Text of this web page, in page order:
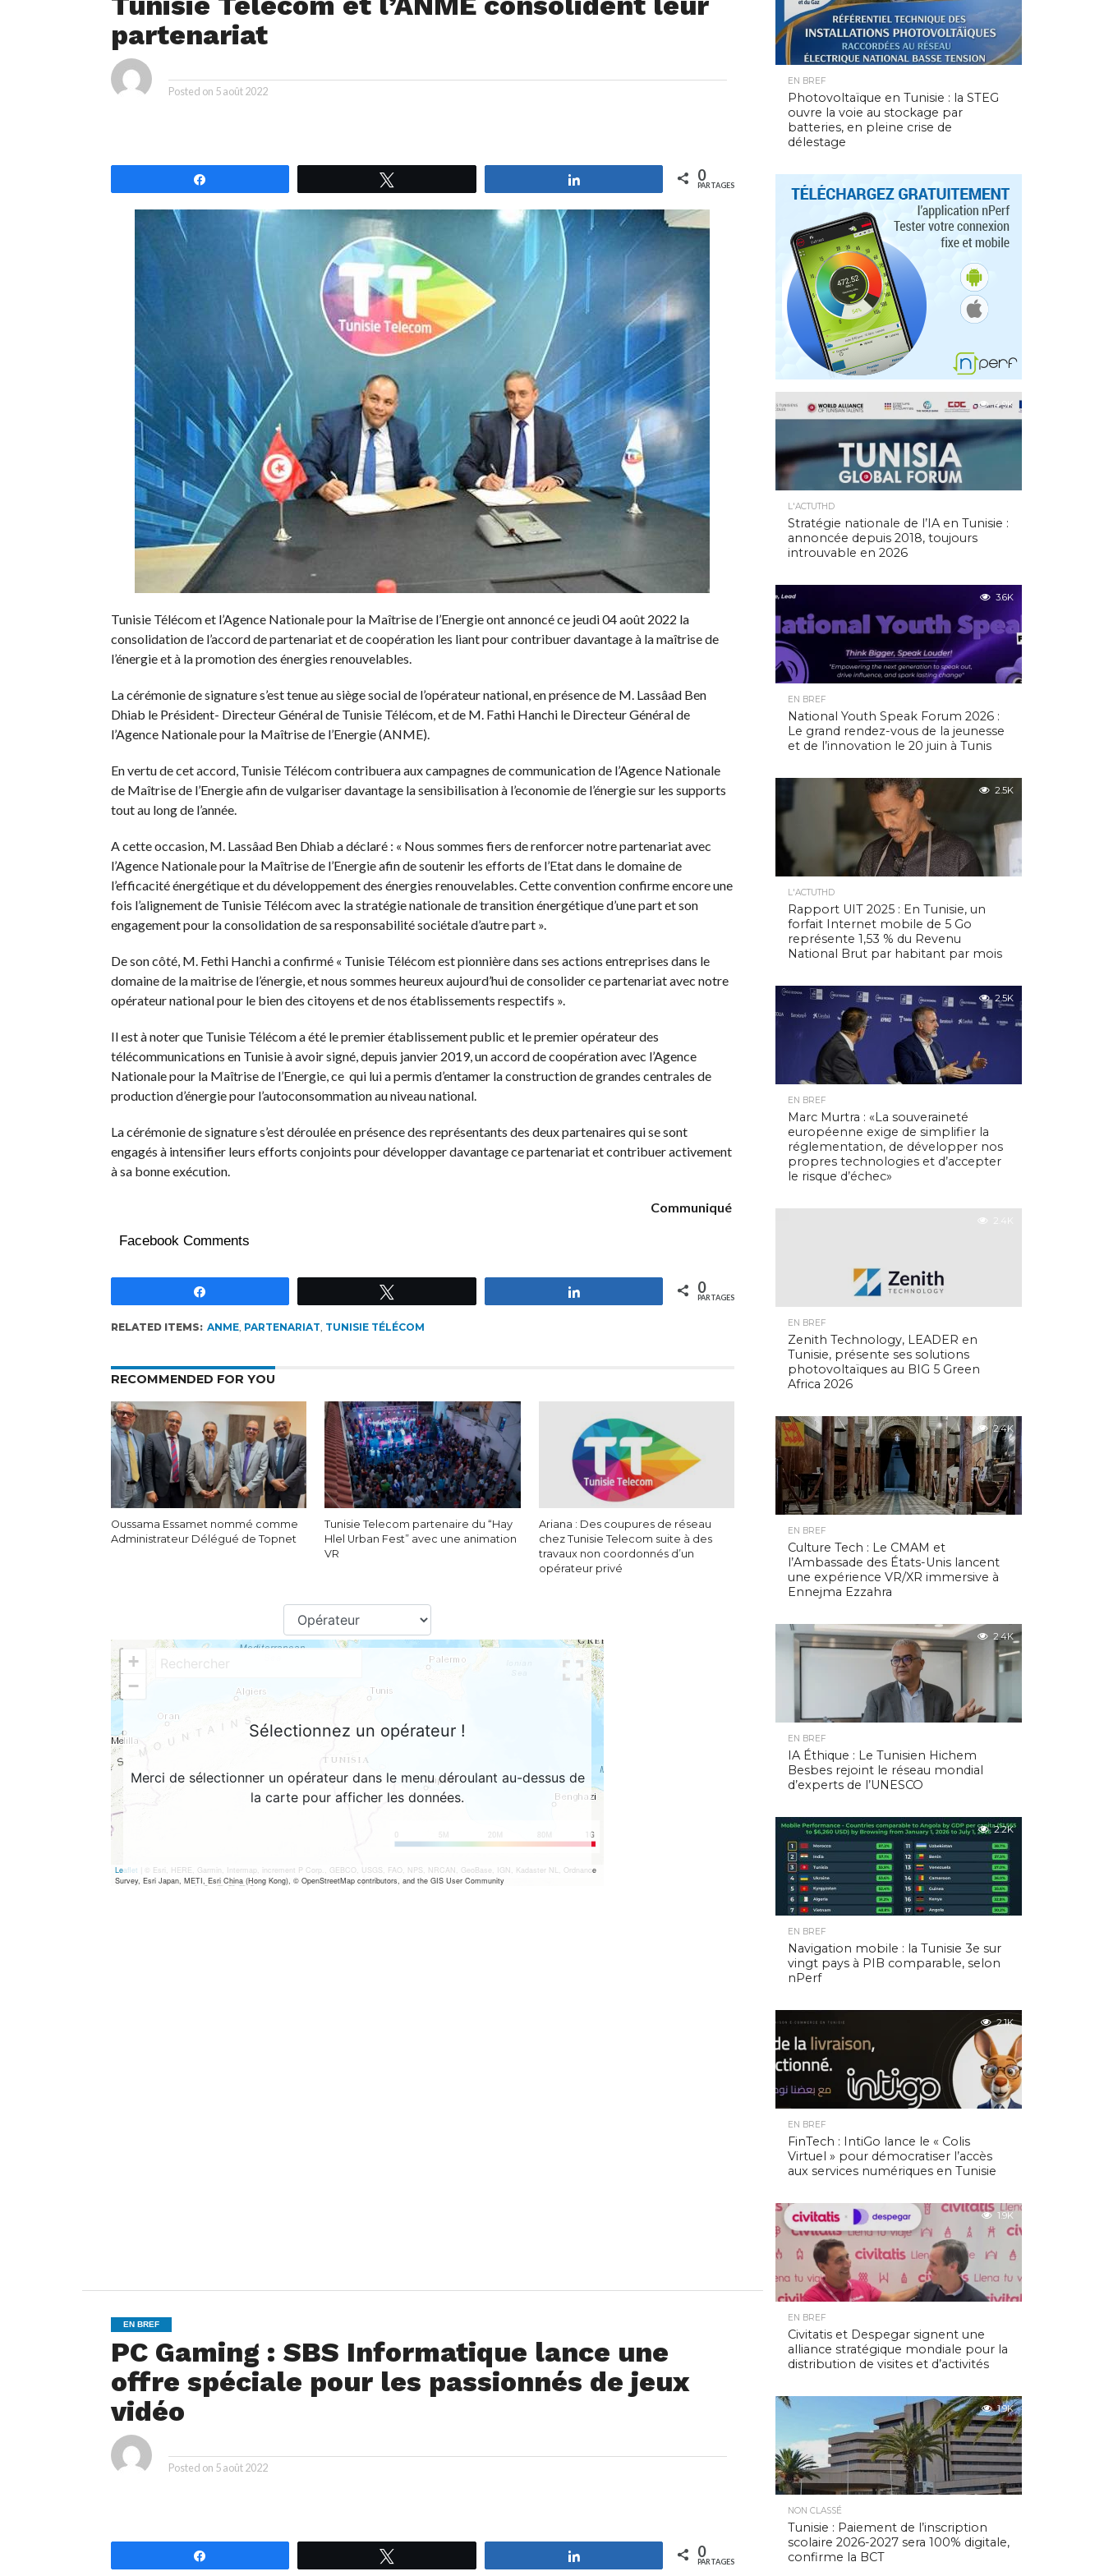
partenariat
Posted on 5 août 2022
0
PARTAGES
Tunisie Télécom et l’Agence Nationale pour la Maîtrise de l’Energie ont annoncé ce jeudi 04 août 2022 la
consolidation de l’accord de partenariat et de coopération les liant pour contribuer davantage à la maîtrise de
l’énergie et à la promotion des énergies renouvelables.
La cérémonie de signature s’est tenue au siège social de l’opérateur national, en présence de M. Lassâad Ben
Dhiab le Président- Directeur Général de Tunisie Télécom, et de M. Fathi Hanchi le Directeur Général de
l’Agence Nationale pour la Maîtrise de l’Energie (ANME).
En vertu de cet accord, Tunisie Télécom contribuera aux campagnes de communication de l’Agence Nationale
de Maîtrise de l’Energie afin de vulgariser davantage la sensibilisation à l’economie de l’énergie sur les supports
tout au long de l’année.
A cette occasion, M. Lassâad Ben Dhiab a déclaré : « Nous sommes fiers de renforcer notre partenariat avec
l’Agence Nationale pour la Maîtrise de l’Energie afin de soutenir les efforts de l’Etat dans le domaine de
l’efficacité énergétique et du développement des énergies renouvelables. Cette convention confirme encore une
fois l’alignement de Tunisie Télécom avec la stratégie nationale de transition énergétique d’une part et son
engagement pour la consolidation de sa responsabilité sociétale d’autre part ».
De son côté, M. Fethi Hanchi a confirmé « Tunisie Télécom est pionnière dans ses actions entreprises dans le
domaine de la maitrise de l’énergie, et nous sommes heureux aujourd’hui de consolider ce partenariat avec notre
opérateur national pour le bien des citoyens et de nos établissements respectifs ».
Il est à noter que Tunisie Télécom a été le premier établissement public et le premier opérateur des
télécommunications en Tunisie à avoir signé, depuis janvier 2019, un accord de coopération avec l’Agence
Nationale pour la Maîtrise de l’Energie, ce qui lui a permis d’entamer la construction de grandes centrales de
production d’énergie pour l’autoconsommation au niveau national.
La cérémonie de signature s’est déroulée en présence des représentants des deux partenaires qui se sont
engagés à intensifier leurs efforts conjoints pour développer davantage ce partenariat et contribuer activement
à sa bonne exécution.
Communiqué
Facebook Comments
0
PARTAGES
RELATED ITEMS: ANME, PARTENARIAT, TUNISIE TÉLÉCOM
RECOMMENDED FOR YOU
Oussama Essamet nommé comme
Administrateur Délégué de Topnet
Tunisie Telecom partenaire du “Hay
Hlel Urban Fest” avec une animation
VR
Ariana : Des coupures de réseau
chez Tunisie Telecom suite à des
travaux non coordonnés d’un
opérateur privé
EN BREF
PC Gaming : SBS Informatique lance une
offre spéciale pour les passionnés de jeux
vidéo
Posted on 5 août 2022
0
PARTAGES
EN BREF
Photovoltaïque en Tunisie : la STEG
ouvre la voie au stockage par
batteries, en pleine crise de
délestage
4.9K
L'ACTUTHD
Stratégie nationale de l’IA en Tunisie :
annoncée depuis 2018, toujours
introuvable en 2026
3.6K
EN BREF
National Youth Speak Forum 2026 :
Le grand rendez-vous de la jeunesse
et de l’innovation le 20 juin à Tunis
2.5K
L'ACTUTHD
Rapport UIT 2025 : En Tunisie, un
forfait Internet mobile de 5 Go
représente 1,53 % du Revenu
National Brut par habitant par mois
2.5K
EN BREF
Marc Murtra : «La souveraineté
européenne exige de simplifier la
réglementation, de développer nos
propres technologies et d’accepter
le risque d’échec»
2.4K
EN BREF
Zenith Technology, LEADER en
Tunisie, présente ses solutions
photovoltaïques au BIG 5 Green
Africa 2026
2.4K
EN BREF
Culture Tech : Le CMAM et
l’Ambassade des États-Unis lancent
une expérience VR/XR immersive à
Ennejma Ezzahra
2.4K
EN BREF
IA Éthique : Le Tunisien Hichem
Besbes rejoint le réseau mondial
d’experts de l’UNESCO
2.2K
EN BREF
Navigation mobile : la Tunisie 3e sur
vingt pays à PIB comparable, selon
nPerf
2.1K
EN BREF
FinTech : IntiGo lance le « Colis
Virtuel » pour démocratiser l’accès
aux services numériques en Tunisie
1.9K
EN BREF
Civitatis et Despegar signent une
alliance stratégique mondiale pour la
distribution de visites et d’activités
1.9K
NON CLASSÉ
Tunisie : Paiement de l’inscription
scolaire 2026-2027 sera 100% digitale,
confirme la BCT